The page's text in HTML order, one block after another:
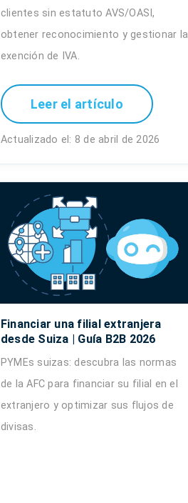
clientes sin estatuto AVS/OASI,
obtener reconocimiento y gestionar la
exención de IVA.
Leer el artículo
Actualizado el: 8 de abril de 2026
Financiar una filial extranjera
desde Suiza | Guía B2B 2026
PYMEs suizas: descubra las normas
de la AFC para financiar su filial en el
extranjero y optimizar sus flujos de
divisas.